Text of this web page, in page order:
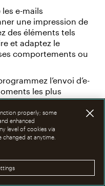
les e-mails
une impression de
des éléments tels
et adaptez le
comportements ou
l’envoi d’e-
les plus
de facteurs tels
les habitudes
les résultats pour
mails marketing. Si
par e-mail
escomptés,
properly; some
enhanced
level of cookies via
changed at anytime.